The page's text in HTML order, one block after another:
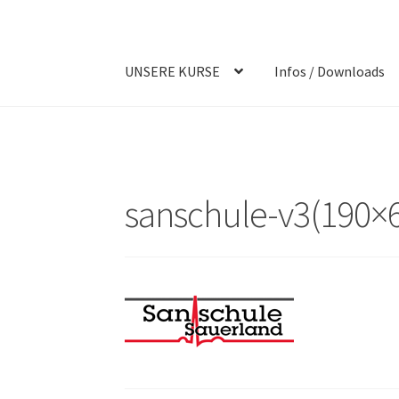
UNSERE KURSE Infos / Downloads
sanschule-